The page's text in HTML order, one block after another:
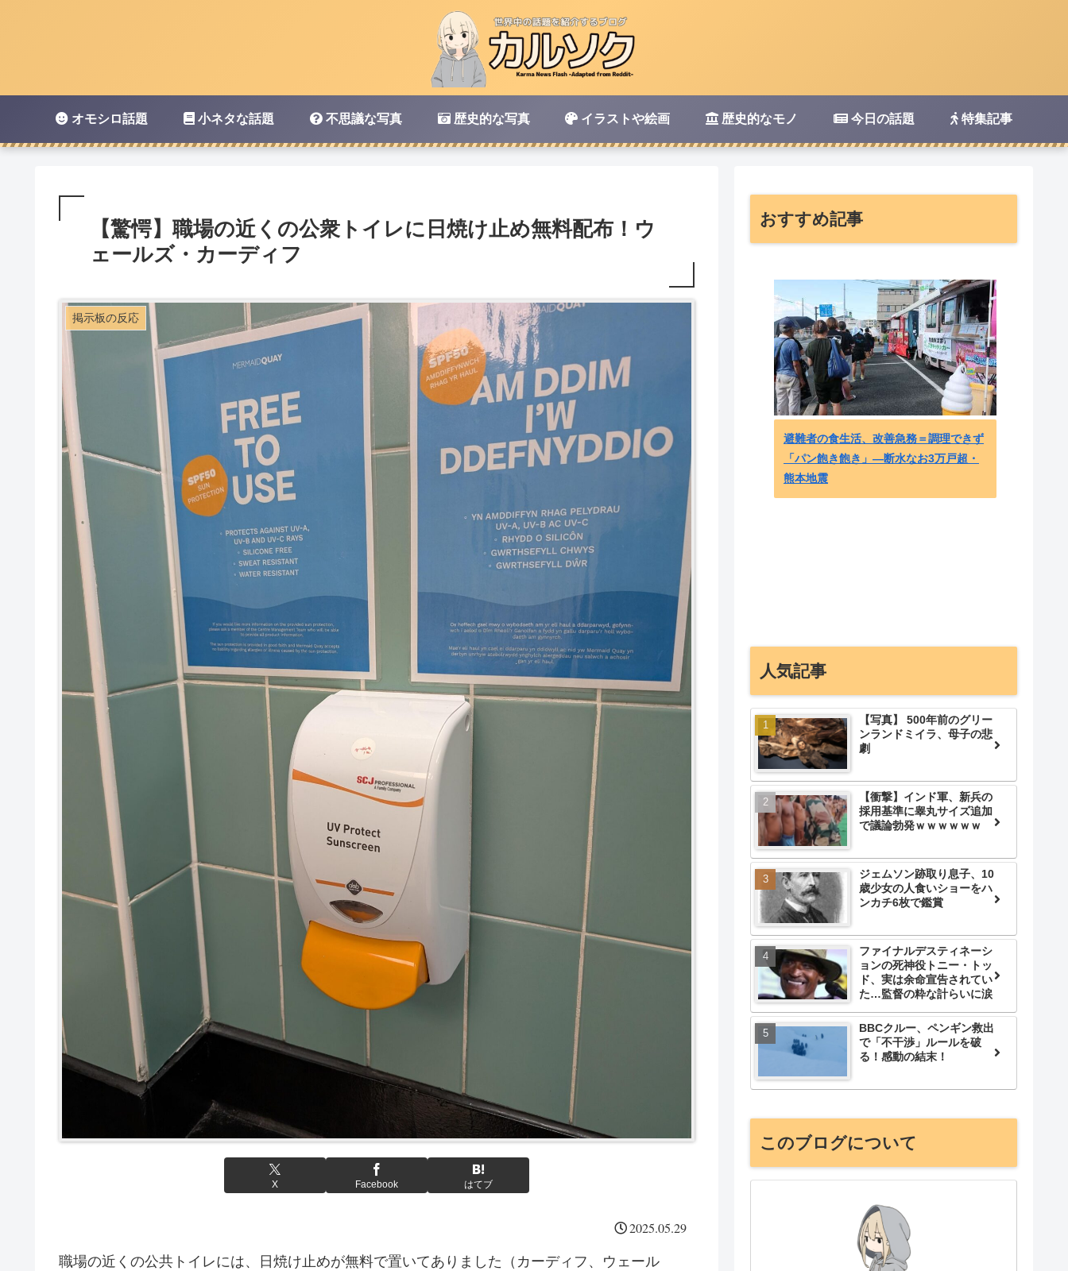
オモシロ話題 小ネタな話題 不思議な写真 歴史的な写真 イラストや絵画 歴史的なモノ 今日の話題 特集記事
【驚愕】職場の近くの公衆トイレに日焼け止め無料配布！ウ
ェールズ・カーディフ
掲示板の反応
X Facebook はてブ
2025.05.29
職場の近くの公共トイレには、日焼け止めが無料で置いてありました（カーディフ、ウェール
おすすめ記事
避難者の食生活、改善急務＝調理できず
「パン飽き飽き」―断水なお3万戸超・
熊本地震
人気記事
【写真】 500年前のグリー
ンランドミイラ、母子の悲
劇
【衝撃】インド軍、新兵の
採用基準に睾丸サイズ追加
で議論勃発ｗｗｗｗｗｗ
ジェムソン跡取り息子、10
歳少女の人食いショーをハ
ンカチ6枚で鑑賞
ファイナルデスティネーシ
ョンの死神役トニー・トッ
ド、実は余命宣告されてい
た…監督の粋な計らいに涙
BBCクルー、ペンギン救出
で「不干渉」ルールを破
る！感動の結末！
このブログについて